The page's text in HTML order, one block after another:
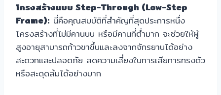
โครงสร้างแบบ Step-Through (Low-Step
Frame): นี่คือคุณสมบัติที่สำคัญที่สุดประการหนึ่ง
โครงสร้างที่ไม่มีคานบน หรือมีคานที่ต่ำมาก จะช่วยให้ผู้
สูงอายุสามารถก้าวขาขึ้นและลงจากจักรยานได้อย่าง
สะดวกและปลอดภัย ลดความเสี่ยงในการเสียการทรงตัว
หรือสะดุดล้มได้อย่างมาก